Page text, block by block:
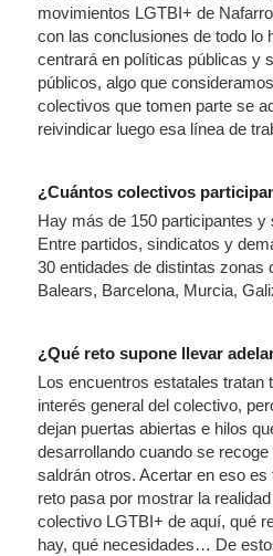
movimientos LGTBI+ de
con las conclusiones de todo lo
centrará en políticas públicas y
públicos, algo que
colectivos que tomen parte se
reivindicar luego esa línea de
¿Cuántos colectivos
Hay más de 150 participantes y
Entre partidos, sindicatos y
30 entidades de distintas zonas
Balears, Barcelona, Murcia,
¿Qué reto supone llevar
Los encuentros estatales tratan
interés general del colectivo,
dejan puertas abiertas e hilos
desarrollando cuando se
saldrán otros. Acertar en eso es
reto pasa por mostrar la
colectivo LGTBI+ de aquí, qué
hay, qué necesidades… De